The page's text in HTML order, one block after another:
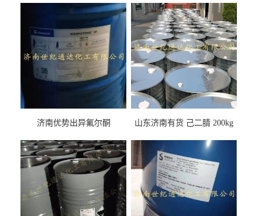
济南优势出异氟尔酮
山东济南有货 己二腈 200kg